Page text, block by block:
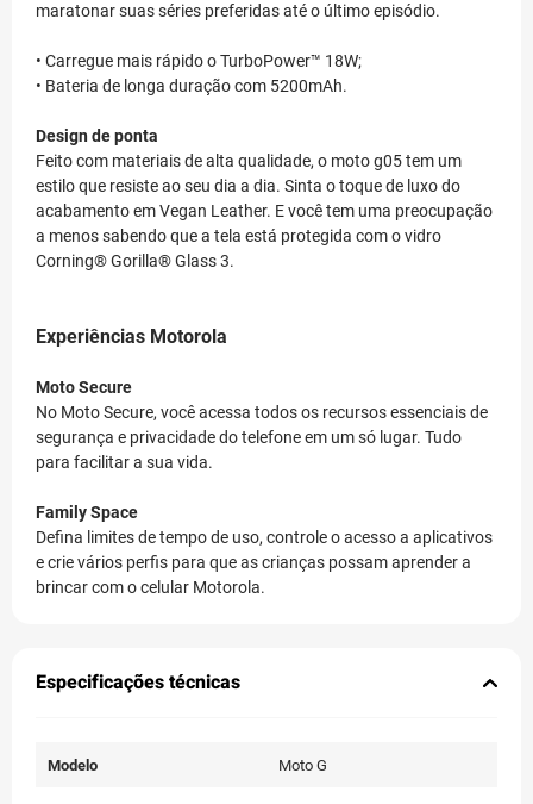
maratonar suas séries preferidas até o último episódio.
• Carregue mais rápido o TurboPower™ 18W;
• Bateria de longa duração com 5200mAh.
Design de ponta
Feito com materiais de alta qualidade, o moto g05 tem um
estilo que resiste ao seu dia a dia. Sinta o toque de luxo do
acabamento em Vegan Leather. E você tem uma preocupação
a menos sabendo que a tela está protegida com o vidro
Corning® Gorilla® Glass 3.
Experiências Motorola
Moto Secure
No Moto Secure, você acessa todos os recursos essenciais de
segurança e privacidade do telefone em um só lugar. Tudo
para facilitar a sua vida.
Family Space
Defina limites de tempo de uso, controle o acesso a aplicativos
e crie vários perfis para que as crianças possam aprender a
brincar com o celular Motorola.
Especificações técnicas
Modelo Moto G